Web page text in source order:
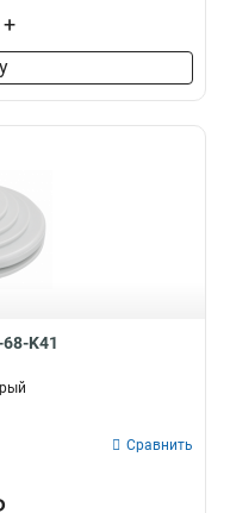
+
K41
Сравнить